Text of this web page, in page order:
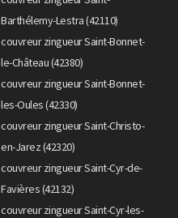
Barthélemy-Lestra (42110)
couvreur zingueur Saint-Bonnet-
le-Château (42380)
couvreur zingueur Saint-Bonnet-
les-Oules (42330)
couvreur zingueur Saint-Christo-
en-Jarez (42320)
couvreur zingueur Saint-Cyr-de-
Favières (42132)
couvreur zingueur Saint-Cyr-les-